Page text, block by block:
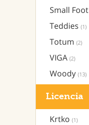
Small Foot
Teddies (1)
Totum (2)
VIGA (2)
Woody (13)
Licencia
Krtko (1)